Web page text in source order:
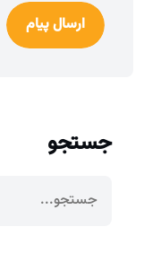
ارسال پیام
جستجو